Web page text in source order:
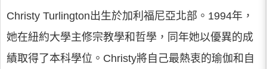
Christy Turlington出生於加利福尼亞北部。1994年，
她在紐約大學主修宗教學和哲學，同年她以優異的成
績取得了本科學位。Christy將自己最熱衷的瑜伽和自